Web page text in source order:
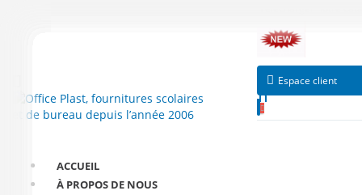
Espace client
ACCUEIL
À PROPOS DE NOUS